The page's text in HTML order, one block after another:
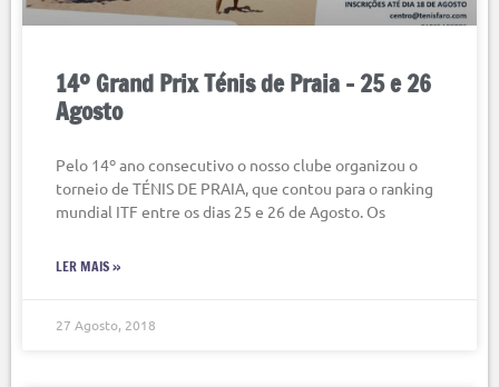
14º Grand Prix Ténis de Praia – 25 e 26
Agosto
Pelo 14º ano consecutivo o nosso clube organizou o
torneio de TÉNIS DE PRAIA, que contou para o ranking
mundial ITF entre os dias 25 e 26 de Agosto. Os
LER MAIS »
27 Agosto, 2018